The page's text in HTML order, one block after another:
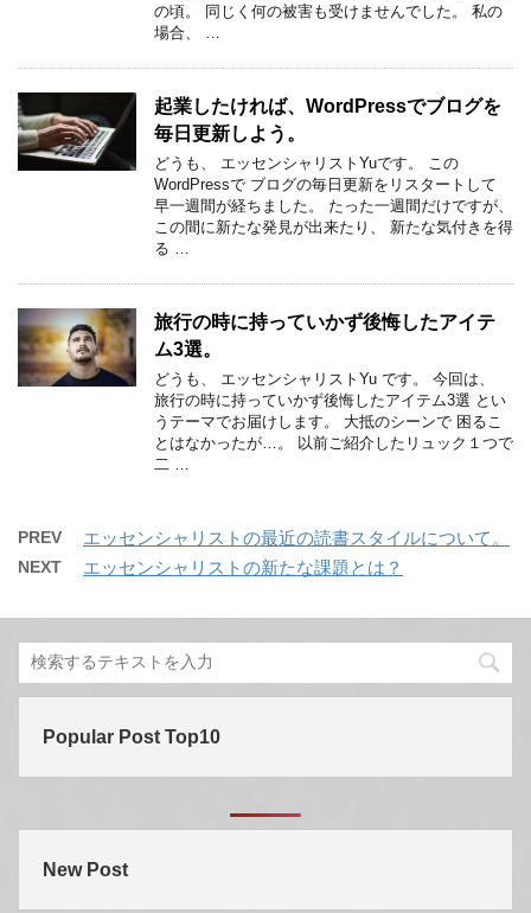
の頃。 同じく何の被害も受けませんでした。 私の
場合、 …
起業したければ、WordPressでブログを
毎日更新しよう。
どうも、 エッセンシャリストYuです。 この
WordPressで ブログの毎日更新をリスタートして
早一週間が経ちました。 たった一週間だけですが、
この間に新たな発見が出来たり、 新たな気付きを得
る …
旅行の時に持っていかず後悔したアイテ
ム3選。
どうも、 エッセンシャリストYu です。 今回は、
旅行の時に持っていかず後悔したアイテム3選 とい
うテーマでお届けします。 大抵のシーンで 困るこ
とはなかったが…。 以前ご紹介したリュック１つで
二 …
PREV エッセンシャリストの最近の読書スタイルについて。
NEXT エッセンシャリストの新たな課題とは？
Popular Post Top10
New Post